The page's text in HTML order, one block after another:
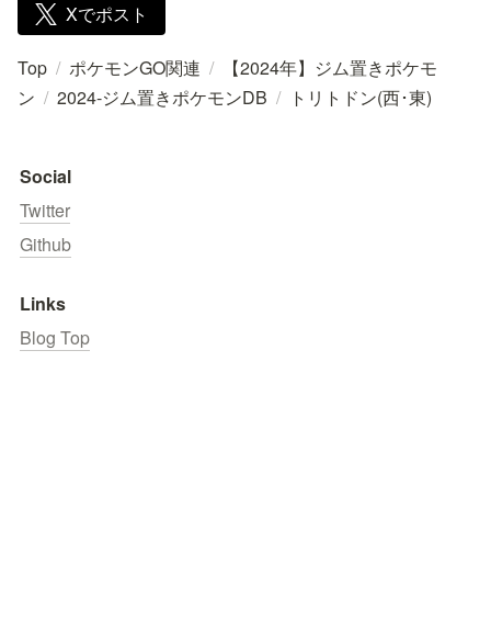
Xでポスト
Top / ポケモンGO関連 /
【2024年】ジム置きポケモ
ン / 2024-ジム置きポケモンDB / トリトドン(西･東)
Social
Twitter
Github
Links
Blog Top